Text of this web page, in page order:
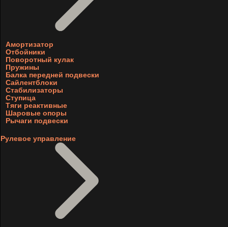
Амортизатор
Отбойники
Поворотный кулак
Пружины
Балка передней подвески
Сайлентблоки
Стабилизаторы
Ступица
Тяги реактивные
Шаровые опоры
Рычаги подвески
Рулевое управление